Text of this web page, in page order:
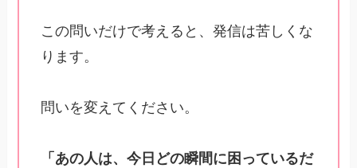
この問いだけで考えると、発信は苦しくな
ります。
問いを変えてください。
「あの人は、今日どの瞬間に困っているだ